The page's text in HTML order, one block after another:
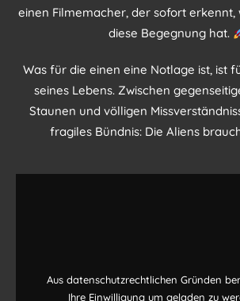
einen Filmemacher, der sofort erkennt,
diese Begegnung hat.
Was für die einen eine Notlage ist, ist
seines Lebens. Zwischen
Staunen und völligen
fragiles Bündnis: Die Aliens
Aus datenschutzrechtlichen Gründen
Ihre Einwilligung um geladen zu